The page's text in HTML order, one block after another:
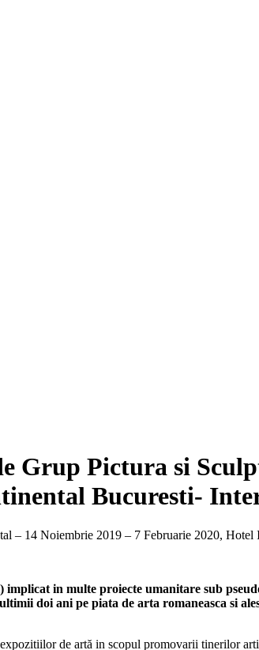
Grup Pictura si
Bucuresti-
in multe proiecte umanitare sub
doi ani pe piata de arta romaneasca si
de artă in scopul promovarii tinerilor